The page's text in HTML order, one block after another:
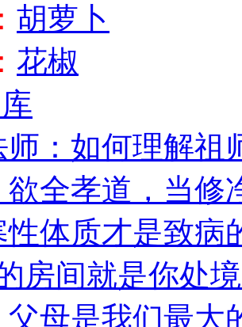
胡萝卜
花椒
师：如何理解祖
欲全孝道，当修
性体质才是致病
房间就是你处
父母是我们最大